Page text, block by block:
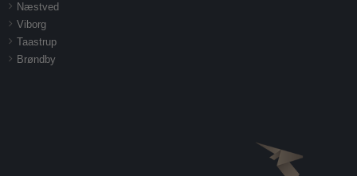
Næstved
Viborg
Taastrup
Brøndby